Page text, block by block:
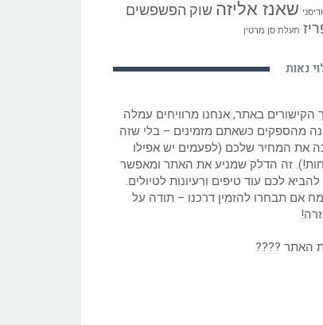
שאנז אליזה שוק הפשפשים
תעלת סן מרטין
נאות
הקישורים באתר, אנחנו מרוויחים עמלה
מהספקים כשאתם מזמינים – בלי שזה
את המחיר שלכם (לפעמים יש אפילו
זה הדלק שמניע את האתר ומאפשר
להביא לכם עוד טיפים ורעיונות לטיולים.
אם תבחרו להזמין דרכנו – תודה על
האתר ????